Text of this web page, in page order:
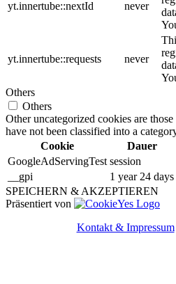
yt.innertube::nextId never
yt.innertube::requests never
Others
Others
Other uncategorized cookies are
have not been classified into a
Cookie
Dauer
GoogleAdServingTest session
__gpi
1 year 24 days
SPEICHERN & AKZEPTIEREN
Präsentiert von
Kontakt & Impressum